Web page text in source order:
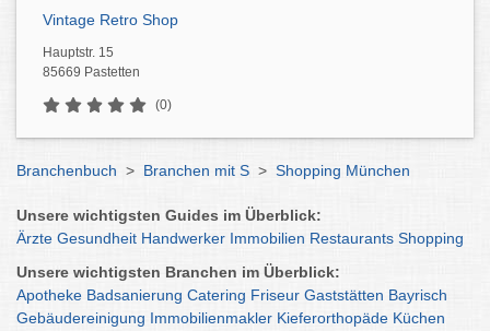
Vintage Retro Shop
Hauptstr. 15
85669 Pastetten
(0)
Branchenbuch > Branchen mit S > Shopping München
Unsere wichtigsten Guides im Überblick:
Ärzte Gesundheit Handwerker Immobilien Restaurants Shopping
Unsere wichtigsten Branchen im Überblick:
Apotheke Badsanierung Catering Friseur Gaststätten Bayrisch
Gebäudereinigung Immobilienmakler Kieferorthopäde Küchen